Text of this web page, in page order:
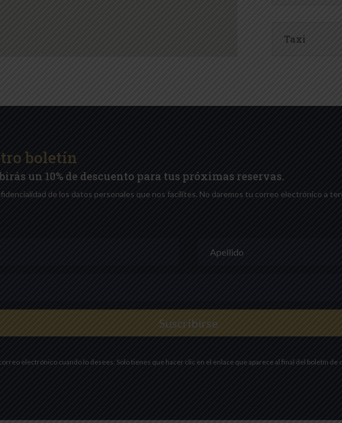
Taxi
boletín
un 10% de descuento para tus próximas reservas.
de los datos personales que nos facilites. No daremos tu correo electrónico a
Suscribirse
electrónico cuando lo desees. Solo tienes que hacer clic en el enlace que aparece al final del boletín de